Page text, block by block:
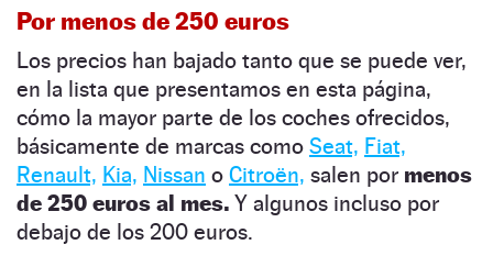
Por menos de 250 euros
Los precios han bajado tanto que se puede ver,
en la lista que presentamos en esta página,
cómo la mayor parte de los coches ofrecidos,
básicamente de marcas como Seat, Fiat,
Renault, Kia, Nissan o Citroën, salen por menos
de 250 euros al mes. Y algunos incluso por
debajo de los 200 euros.